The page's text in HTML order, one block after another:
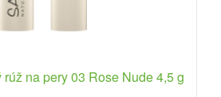
na pery 03 Rose Nude 4,5 g